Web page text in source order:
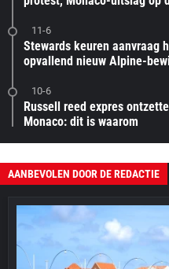
11-6
Stewards keuren aanvraag
opvallend nieuw Alpine-
10-6
Russell reed expres
Monaco: dit is waarom
AANBEVOLEN DOOR DE REDACTIE